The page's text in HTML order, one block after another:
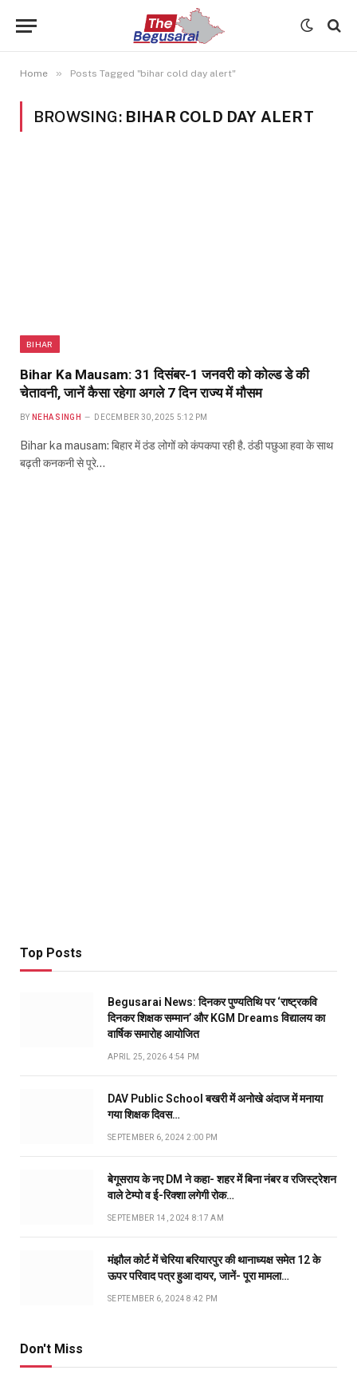
Home » Posts Tagged "bihar cold day alert"
BROWSING: BIHAR COLD DAY ALERT
BIHAR
Bihar Ka Mausam: 31 दिसंबर-1 जनवरी को कोल्ड डे की
चेतावनी, जानें कैसा रहेगा अगले 7 दिन राज्य में मौसम
BY NEHA SINGH DECEMBER 30, 2025 5:12 PM
Bihar ka mausam: बिहार में ठंड लोगों को कंपकपा रही है. ठंडी पछुआ हवा के साथ
बढ़ती कनकनी से पूरे…
Top Posts
Begusarai News: दिनकर पुण्यतिथि पर ‘राष्ट्रकवि
दिनकर शिक्षक सम्मान’ और KGM Dreams विद्यालय का
वार्षिक समारोह आयोजित
APRIL 25, 2026 4:54 PM
DAV Public School बखरी में अनोखे अंदाज में मनाया
गया शिक्षक दिवस…
SEPTEMBER 6, 2024 2:00 PM
बेगूसराय के नए DM ने कहा- शहर में बिना नंबर व रजिस्ट्रेशन
वाले टेम्पो व ई-रिक्शा लगेगी रोक…
SEPTEMBER 14, 2024 8:17 AM
मंझौल कोर्ट में चेरिया बरियारपुर की थानाध्यक्ष समेत 12 के
ऊपर परिवाद पत्र हुआ दायर, जानें- पूरा मामला…
SEPTEMBER 6, 2024 8:42 PM
Don't Miss